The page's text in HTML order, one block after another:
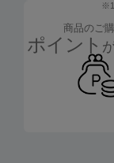
商品のご
ポイント